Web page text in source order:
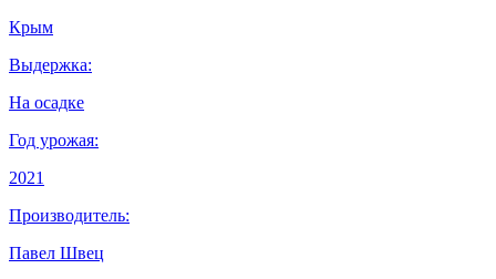
Крым
Выдержка:
На осадке
Год урожая:
2021
Производитель:
Павел Швец